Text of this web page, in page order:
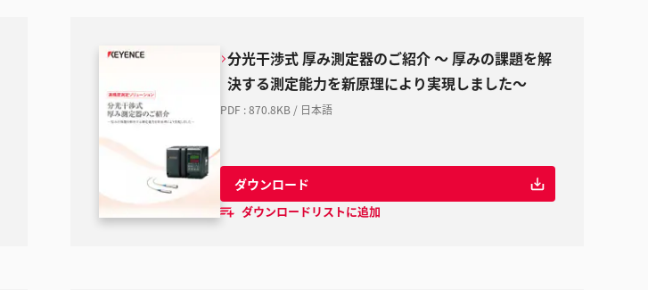
分光干渉式 厚み測定器のご紹介 ～ 厚みの課題を解
決する測定能力を新原理により実現しました～
PDF :870.8KB / 日本語
ダウンロード
ダウンロードリストに追加